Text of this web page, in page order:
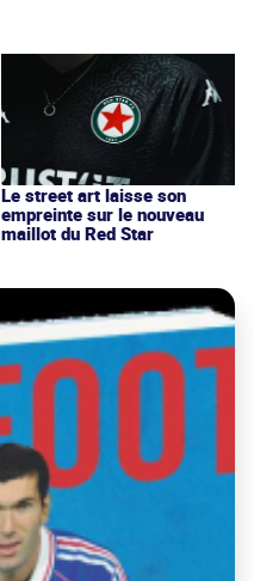
Le street art laisse son
empreinte sur le nouveau
maillot du Red Star